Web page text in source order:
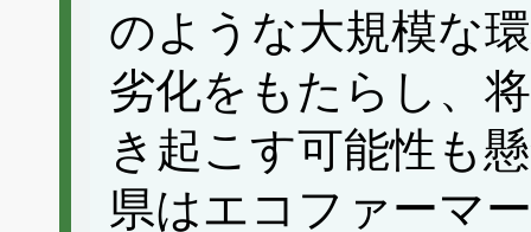
のような大規模な
劣化をもたらし、
き起こす可能性も
県はエコファーマ